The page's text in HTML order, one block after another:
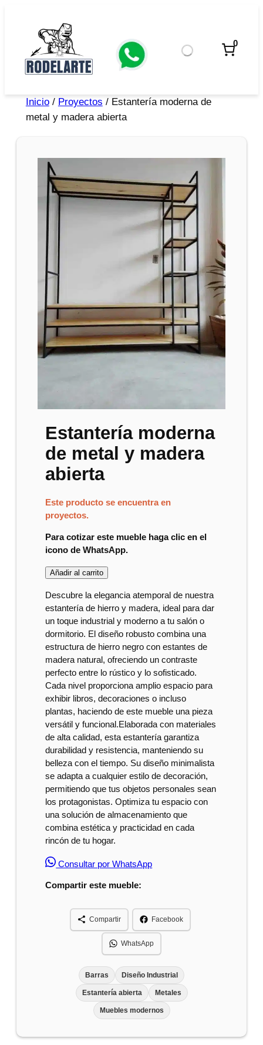
0
Inicio/ Proyectos / Estantería moderna de
metal y madera abierta
Estantería moderna
de metal y madera
abierta
Este producto se encuentra en
proyectos.
Para cotizar este mueble haga clic en el
icono de WhatsApp.
Añadir al carrito
Descubre la elegancia atemporal de nuestra
estantería de hierro y madera, ideal para dar
un toque industrial y moderno a tu salón o
dormitorio. El diseño robusto combina una
estructura de hierro negro con estantes de
madera natural, ofreciendo un contraste
perfecto entre lo rústico y lo sofisticado.
Cada nivel proporciona amplio espacio para
exhibir libros, decoraciones o incluso
plantas, haciendo de este mueble una pieza
versátil y funcional.Elaborada con materiales
de alta calidad, esta estantería garantiza
durabilidad y resistencia, manteniendo su
belleza con el tiempo. Su diseño minimalista
se adapta a cualquier estilo de decoración,
permitiendo que tus objetos personales sean
los protagonistas. Optimiza tu espacio con
una solución de almacenamiento que
combina estética y practicidad en cada
rincón de tu hogar.
Consultar por WhatsApp
Compartir este mueble:
Compartir Facebook
WhatsApp
Barras Diseño Industrial
Estantería abierta Metales
Muebles modernos